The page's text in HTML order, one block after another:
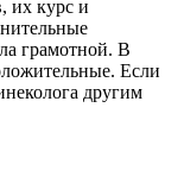
их курс и
грамотной. В
Если
другим